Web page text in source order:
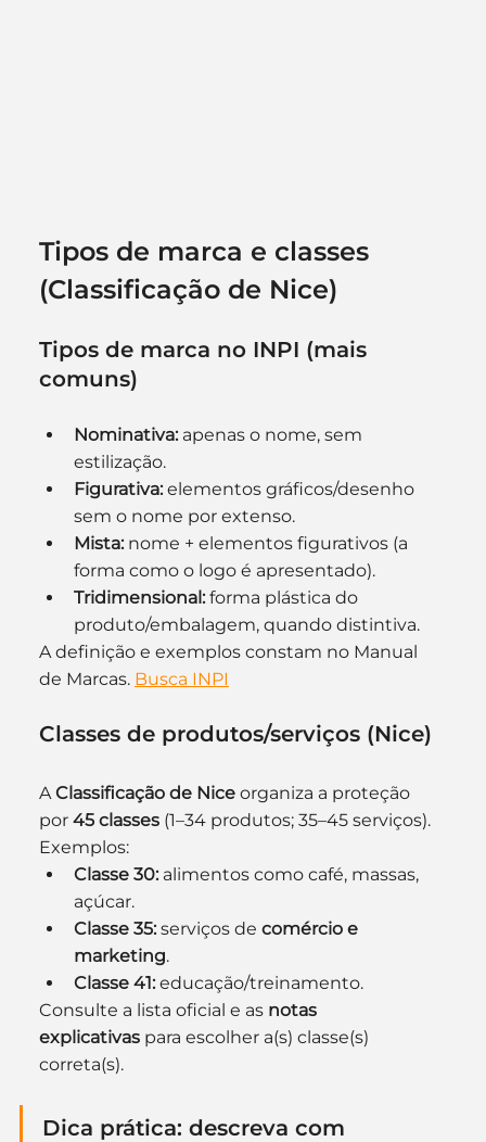
Tipos de marca e classes
(Classificação de Nice)
Tipos de marca no INPI (mais
comuns)
Nominativa: apenas o nome, sem
estilização.
Figurativa: elementos gráficos/desenho
sem o nome por extenso.
Mista: nome + elementos figurativos (a
forma como o logo é apresentado).
Tridimensional: forma plástica do
produto/embalagem, quando distintiva.
A definição e exemplos constam no Manual
de Marcas. Busca INPI
Classes de produtos/serviços (Nice)
A Classificação de Nice organiza a proteção
por 45 classes (1–34 produtos; 35–45 serviços).
Exemplos:
Classe 30: alimentos como café, massas,
açúcar.
Classe 35: serviços de comércio e
marketing.
Classe 41: educação/treinamento.
Consulte a lista oficial e as notas
explicativas para escolher a(s) classe(s)
correta(s).
Dica prática: descreva com